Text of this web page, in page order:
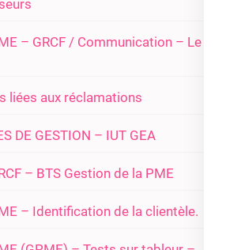
– GRCF / Communication – Le
liées aux réclamations
DE GESTION – IUT GEA
– BTS Gestion de la PME
– Identification de la clientèle.